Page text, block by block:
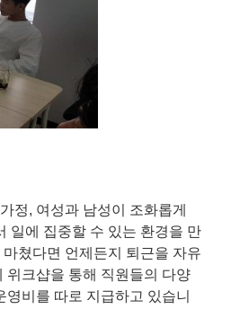
정, 여성과 남성이 조화롭게
일에 집중할 수 있는 환경을 만
쳤다면 언제든지 퇴근을 자유
위크샵을 통해 직원들의 다양
비를 따로 지급하고 있습니